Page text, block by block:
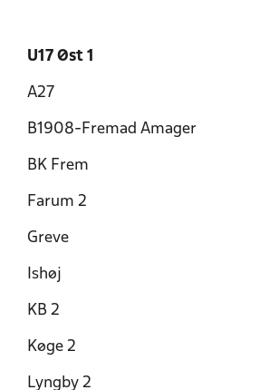
U17 Øst 1
A27
B1908-Fremad Amager
BK Frem
Farum 2
Greve
Ishøj
KB 2
Køge 2
Lyngby 2